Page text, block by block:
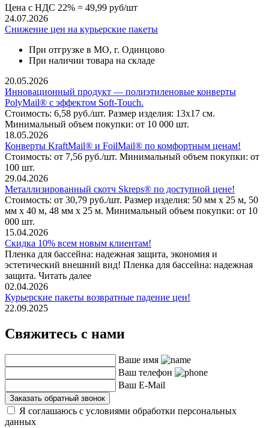
Цена с НДС 22% = 49,99 руб/шт
24.07.2026
Снижение цен на курьерские пакеты
При отгрузке в МО, г. Одинцово
При наличии товара на складе
20.05.2026
Инновационный продукт — полиэтиленовые конверты
PolyMail® с эффектом Soft-Touch.
Стоимость: 6,58 руб./шт. Размер изделия: 13х17 см.
Минимальный объем покупки: от 10 000 шт.
18.05.2026
Конверты KraftMail® и FoilMail® по комфортным ценам!
Стоимость: от 7,56 руб./шт. Минимальный объем покупки: от
100 шт.
29.04.2026
Металлизированный скотч Skreps® по доступной цене!
Стоимость: от 30,79 руб./шт. Размер изделия: 50 мм х 25 м, 50
мм х 40 м, 48 мм х 25 м. Минимальный объем покупки: от 10
000 шт.
15.04.2026
Скидка 10% всем новым клиентам!
Пленка для бассейна: надежная защита, экономия и
эстетический внешний вид! Пленка для бассейна: надежная
защита. Читать далее
02.04.2026
Курьерские пакеты возвратные падение цен!
22.09.2025
Свяжитесь с нами
Ваше имя
Ваш телефон
Ваш E-Mail
Заказать обратный звонок
Я соглашаюсь с условиями обработки персональных
данных